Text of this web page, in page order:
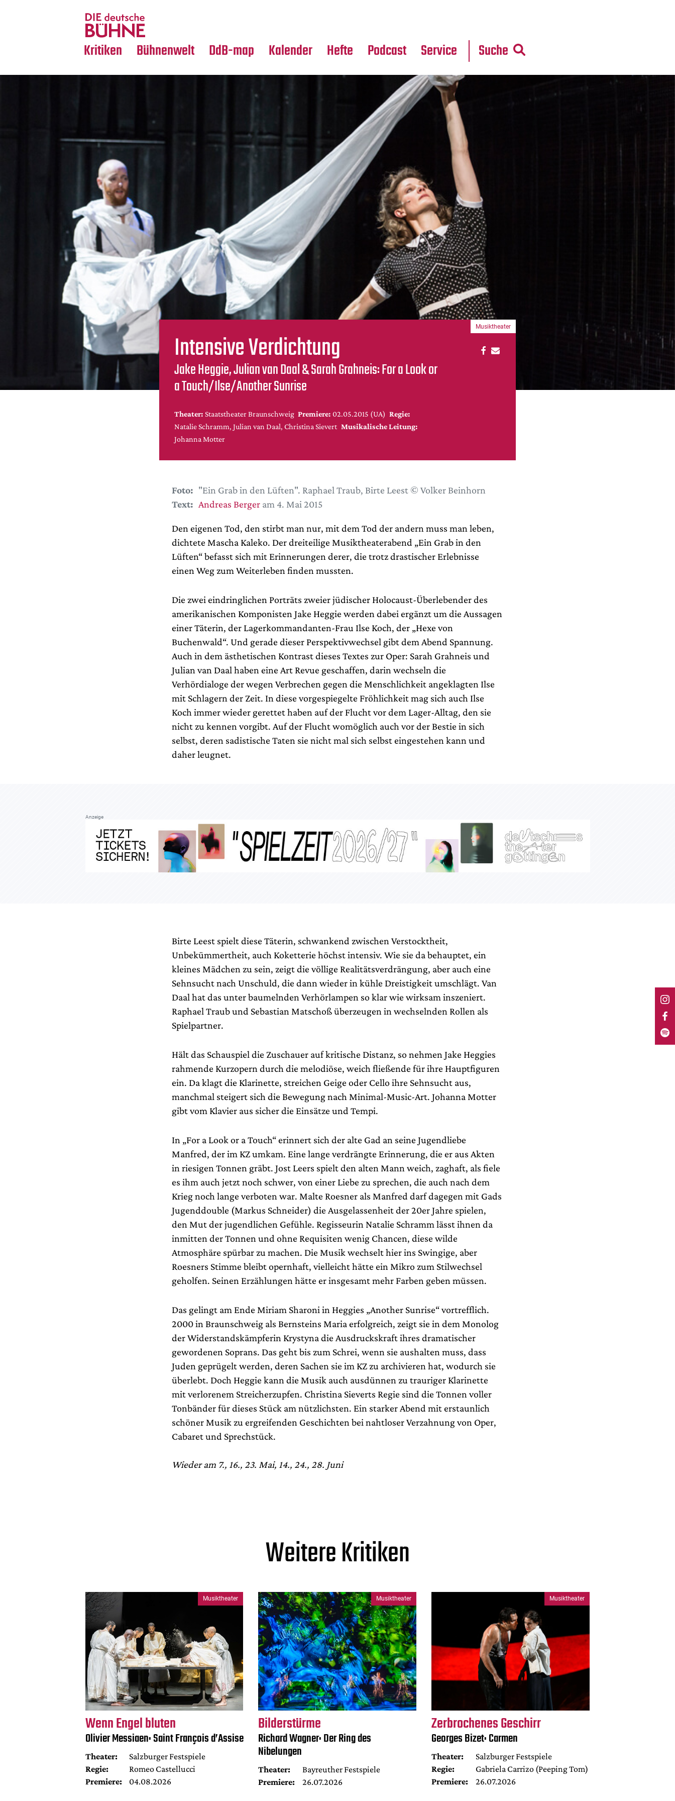
Kritiken
Crossover
Bühnenwelt
Medientipps
DdB-map Kalender Hefte Podcast Service Suche
Intensive Verdichtung
Jake Heggie, Julian van Daal & Sarah Grahneis: For a Look or
a Touch/Ilse/Another Sunrise
Theater: Staatstheater Braunschweig Premiere: 02.05.2015 (UA) Regie:
Natalie Schramm, Julian van Daal, Christina Sievert Musikalische Leitung:
Johanna Motter
Musiktheater
Foto: "Ein Grab in den Lüften". Raphael Traub, Birte Leest © Volker Beinhorn
Text: Andreas Bergeram 4. Mai 2015
Den eigenen Tod, den stirbt man nur, mit dem Tod der andern muss man leben,
dichtete Mascha Kaleko. Der dreiteilige Musiktheaterabend „Ein Grab in den
Lüften“ befasst sich mit Erinnerungen derer, die trotz drastischer Erlebnisse
einen Weg zum Weiterleben finden mussten.
Die zwei eindringlichen Porträts zweier jüdischer Holocaust-Überlebender des
amerikanischen Komponisten Jake Heggie werden dabei ergänzt um die Aussagen
einer Täterin, der Lagerkommandanten-Frau Ilse Koch, der „Hexe von
Buchenwald“. Und gerade dieser Perspektivwechsel gibt dem Abend Spannung.
Auch in dem ästhetischen Kontrast dieses Textes zur Oper: Sarah Grahneis und
Julian van Daal haben eine Art Revue geschaffen, darin wechseln die
Verhördialoge der wegen Verbrechen gegen die Menschlichkeit angeklagten Ilse
mit Schlagern der Zeit. In diese vorgespiegelte Fröhlichkeit mag sich auch Ilse
Koch immer wieder gerettet haben auf der Flucht vor dem Lager-Alltag, den sie
nicht zu kennen vorgibt. Auf der Flucht womöglich auch vor der Bestie in sich
selbst, deren sadistische Taten sie nicht mal sich selbst eingestehen kann und
daher leugnet.
Anzeige
Birte Leest spielt diese Täterin, schwankend zwischen Verstocktheit,
Unbekümmertheit, auch Koketterie höchst intensiv. Wie sie da behauptet, ein
kleines Mädchen zu sein, zeigt die völlige Realitätsverdrängung, aber auch eine
Sehnsucht nach Unschuld, die dann wieder in kühle Dreistigkeit umschlägt. Van
Daal hat das unter baumelnden Verhörlampen so klar wie wirksam inszeniert.
Raphael Traub und Sebastian Matschoß überzeugen in wechselnden Rollen als
Spielpartner.
Hält das Schauspiel die Zuschauer auf kritische Distanz, so nehmen Jake Heggies
rahmende Kurzopern durch die melodiöse, weich fließende für ihre Hauptfiguren
ein. Da klagt die Klarinette, streichen Geige oder Cello ihre Sehnsucht aus,
manchmal steigert sich die Bewegung nach Minimal-Music-Art. Johanna Motter
gibt vom Klavier aus sicher die Einsätze und Tempi.
In „For a Look or a Touch“ erinnert sich der alte Gad an seine Jugendliebe
Manfred, der im KZ umkam. Eine lange verdrängte Erinnerung, die er aus Akten
in riesigen Tonnen gräbt. Jost Leers spielt den alten Mann weich, zaghaft, als fiele
es ihm auch jetzt noch schwer, von einer Liebe zu sprechen, die auch nach dem
Krieg noch lange verboten war. Malte Roesner als Manfred darf dagegen mit Gads
Jugenddouble (Markus Schneider) die Ausgelassenheit der 20er Jahre spielen,
den Mut der jugendlichen Gefühle. Regisseurin Natalie Schramm lässt ihnen da
inmitten der Tonnen und ohne Requisiten wenig Chancen, diese wilde
Atmosphäre spürbar zu machen. Die Musik wechselt hier ins Swingige, aber
Roesners Stimme bleibt opernhaft, vielleicht hätte ein Mikro zum Stilwechsel
geholfen. Seinen Erzählungen hätte er insgesamt mehr Farben geben müssen.
Das gelingt am Ende Miriam Sharoni in Heggies „Another Sunrise“ vortrefflich.
2000 in Braunschweig als Bernsteins Maria erfolgreich, zeigt sie in dem Monolog
der Widerstandskämpferin Krystyna die Ausdruckskraft ihres dramatischer
gewordenen Soprans. Das geht bis zum Schrei, wenn sie aushalten muss, dass
Juden geprügelt werden, deren Sachen sie im KZ zu archivieren hat, wodurch sie
überlebt. Doch Heggie kann die Musik auch ausdünnen zu trauriger Klarinette
mit verlorenem Streicherzupfen. Christina Sieverts Regie sind die Tonnen voller
Tonbänder für dieses Stück am nützlichsten. Ein starker Abend mit erstaunlich
schöner Musik zu ergreifenden Geschichten bei nahtloser Verzahnung von Oper,
Cabaret und Sprechstück.
Wieder am 7., 16., 23. Mai, 14., 24., 28. Juni
Weitere Kritiken
Musiktheater
Wenn Engel bluten
Olivier Messiaen: Saint François d’Assise
Theater:
Salzburger Festspiele
Regie:
Romeo Castellucci
Premiere:
04.08.2026
Musiktheater
Bilderstürme
Richard Wagner: Der Ring des
Nibelungen
Theater:
Bayreuther Festspiele
Premiere:
26.07.2026
Musiktheater
Zerbrochenes Geschirr
Georges Bizet: Carmen
Theater:
Salzburger Festspiele
Regie:
Gabriela Carrizo (Peeping Tom)
Premiere:
26.07.2026